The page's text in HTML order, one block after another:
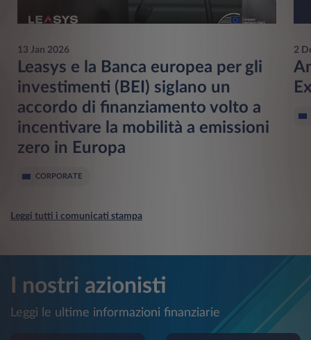
13 Jan 2026
Leasys e la Banca europea per gli
investimenti (BEI) siglano un
accordo di finanziamento volto a
incentivare la mobilità a emissioni
zero in Europa
CORPORATE
2
Leggi tutti i comunicati stampa
I nostri azionisti
Leggi le ultime informazioni finanziarie